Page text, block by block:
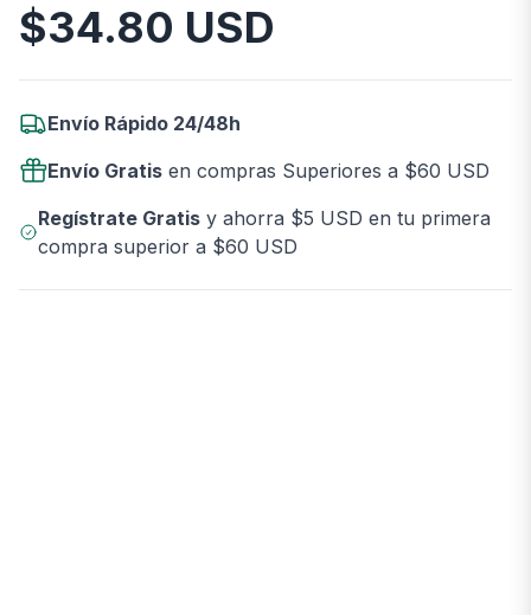
Información del Producto
$34.80 USD
Envío Rápido 24/48h
Envío Gratis en compras Superiores a $60 USD
Regístrate Gratisy ahorra $5 USD en tu primera
compra superior a $60 USD